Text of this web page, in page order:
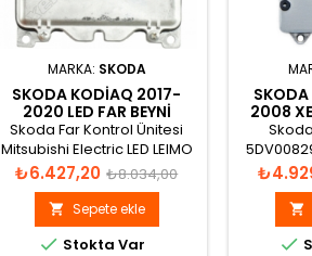
MARKA: SKODA
SKODA KODIAQ 2017-
2020 LED FAR BEYNI
7PP941571AC
Skoda Far Kontrol Ünitesi
Mitsubishi Electric LED LEIMO
MIN W003T25175,
7PP.941.571.AC
Fiyat
₺6.427,20 Normal
fiyat
₺8.034,00
 Sepete ekle
 Stokta Var
2008
Fiyat

